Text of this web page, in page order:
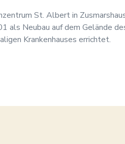
St. Albert in
als Neubau auf dem Gelände
Krankenhauses errichtet.